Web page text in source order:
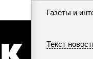
Газеты и
Текст